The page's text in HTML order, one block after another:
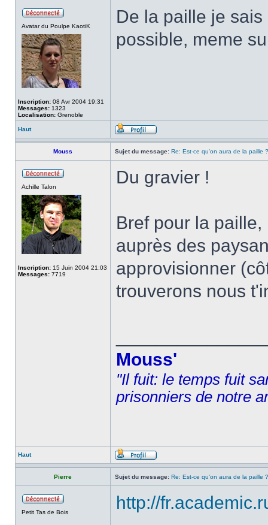
Avatar du Poulpe KaotiK
Inscription: 08 Avr 2004 19:31
Messages: 1323
Localisation: Grenoble
De la paille je
possible, meme
Haut
Mouss Sujet du message: Re: Est-ce qu'on aura de la paille ?
Achille Talon
Inscription: 15 Juin 2004 21:03
Messages: 7719
Du gravier !
Bref pour la
auprès des
approvisionner
trouverons nous
Mouss'
"Il fuit: le temps fuit
prisonniers de notre
Haut
Pierre Sujet du message: Re: Est-ce qu'on aura de la paille ?
Petit Tas de Bois http://